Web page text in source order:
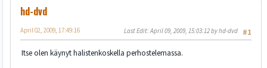
hd-dvd
#1
April 02, 2009, 17:49:16 Last Edit: April 09, 2009, 15:03:12 by hd-dvd
Itse olen käynyt halistenkoskella perhostelemassa.